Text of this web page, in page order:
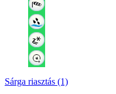
Sárga riasztás (1)